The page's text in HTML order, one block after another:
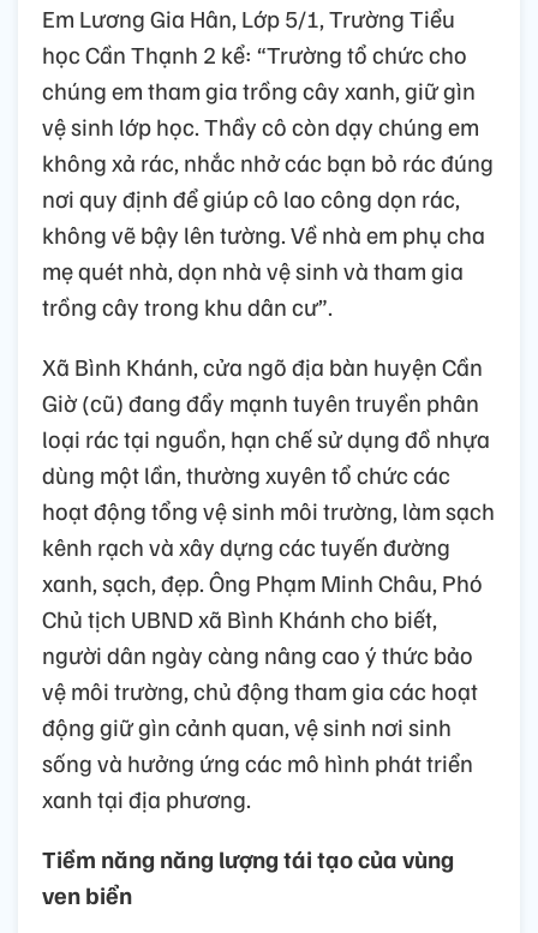
Em Lương Gia Hân, Lớp 5/1, Trường Tiểu
học Cần Thạnh 2 kể: “Trường tổ chức cho
chúng em tham gia trồng cây xanh, giữ gìn
vệ sinh lớp học. Thầy cô còn dạy chúng em
không xả rác, nhắc nhở các bạn bỏ rác đúng
nơi quy định để giúp cô lao công dọn rác,
không vẽ bậy lên tường. Về nhà em phụ cha
mẹ quét nhà, dọn nhà vệ sinh và tham gia
trồng cây trong khu dân cư”.
Xã Bình Khánh, cửa ngõ địa bàn huyện Cần
Giờ (cũ) đang đẩy mạnh tuyên truyền phân
loại rác tại nguồn, hạn chế sử dụng đồ nhựa
dùng một lần, thường xuyên tổ chức các
hoạt động tổng vệ sinh môi trường, làm sạch
kênh rạch và xây dựng các tuyến đường
xanh, sạch, đẹp. Ông Phạm Minh Châu, Phó
Chủ tịch UBND xã Bình Khánh cho biết,
người dân ngày càng nâng cao ý thức bảo
vệ môi trường, chủ động tham gia các hoạt
động giữ gìn cảnh quan, vệ sinh nơi sinh
sống và hưởng ứng các mô hình phát triển
xanh tại địa phương.
Tiềm năng năng lượng tái tạo của vùng
ven biển